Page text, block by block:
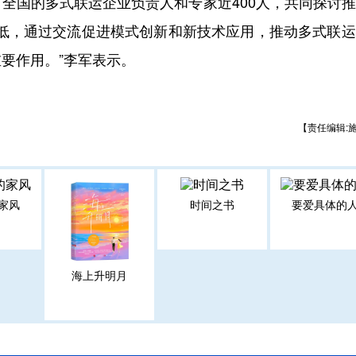
通过交流促进模式创新和新技术应用，推动多式联运
作用。”李军表示。
【责任编辑:
风
海上升明月
时间之书 要爱具体的人